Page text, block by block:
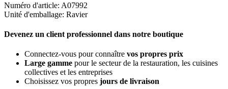
Numéro d'article: A07992
Unité d'emballage: Ravier
Devenez un client professionnel dans notre boutique
Connectez-vous pour connaître vos propres prix
Large gamme pour le secteur de la restauration, les cuisines
collectives et les entreprises
Choisissez vos propres jours de livraison